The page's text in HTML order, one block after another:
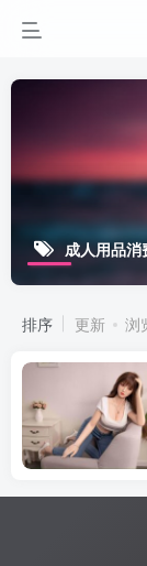
成人用品消
排序 更新 浏